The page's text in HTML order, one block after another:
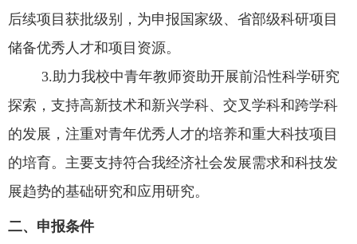
后续项目获批级别，为申报国家级、省部级科研项目
储备优秀人才和项目资源。
3.助力我校中青年教师资助开展前沿性科学研究
探索，支持高新技术和新兴学科、交叉学科和跨学科
的发展，注重对青年优秀人才的培养和重大科技项目
的培育。主要支持符合我经济社会发展需求和科技发
展趋势的基础研究和应用研究。
二、申报条件